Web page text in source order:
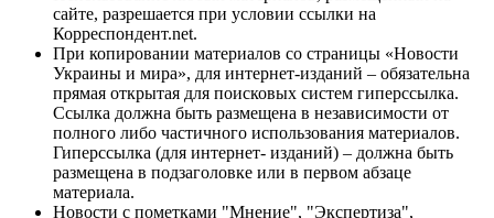
сайте, разрешается при условии ссылки на
Корреспондент.net.
При копировании материалов со страницы «Новости
Украины и мира», для интернет-изданий – обязательна
прямая открытая для поисковых систем гиперссылка.
Ссылка должна быть размещена в независимости от
полного либо частичного использования материалов.
Гиперссылка (для интернет- изданий) – должна быть
размещена в подзаголовке или в первом абзаце
материала.
Новости с пометками "Мнение", "Экспертиза",